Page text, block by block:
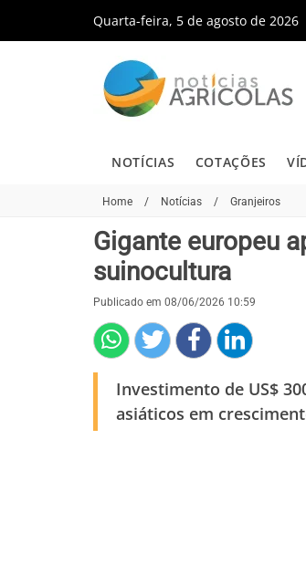
Quarta-feira, 5 de agosto de 2026
NOTÍCIAS COTAÇÕES
Home / Notícias / Granjeiros
Gigante europeu
suinocultura
Publicado em 08/06/2026 10:59
Investimento de US$
asiáticos em